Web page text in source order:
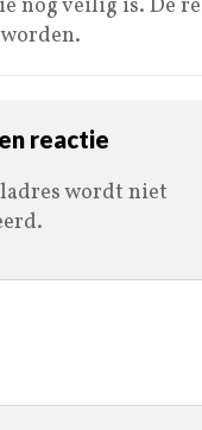
nog veilig is. De
reactie
wordt niet